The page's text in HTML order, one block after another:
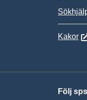
Kakor
Följ